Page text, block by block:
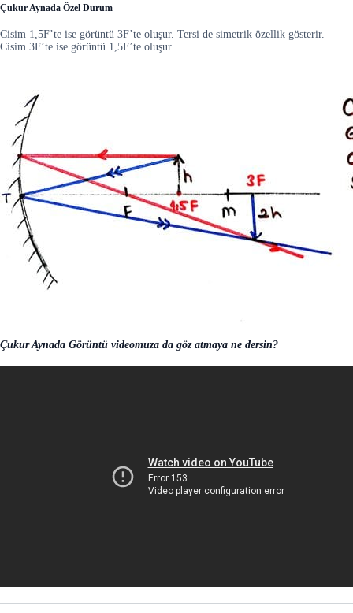
Çukur Aynada Özel Durum
Cisim 1,5F’te ise görüntü 3F’te oluşur. Tersi de simetrik özellik gösterir.
Cisim 3F’te ise görüntü 1,5F’te oluşur.
Çukur Aynada Görüntü videomuza da göz atmaya ne dersin?